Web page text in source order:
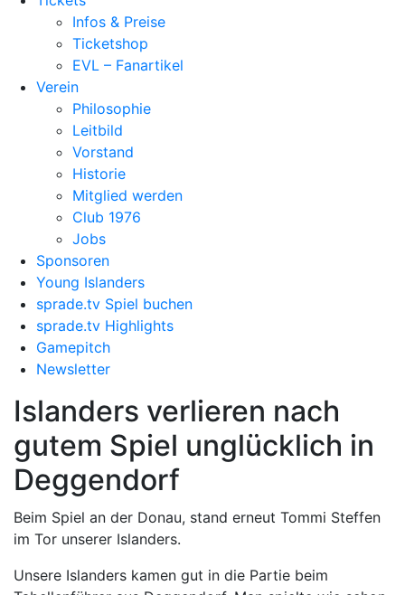
Infos & Preise
Ticketshop
EVL – Fanartikel
Verein
Philosophie
Leitbild
Vorstand
Historie
Mitglied werden
Club 1976
Jobs
Sponsoren
Young Islanders
sprade.tv Spiel buchen
sprade.tv Highlights
Gamepitch
Newsletter
Islanders verlieren nach
gutem Spiel unglücklich in
Deggendorf
Beim Spiel an der Donau, stand erneut Tommi Steffen
im Tor unserer Islanders.
Unsere Islanders kamen gut in die Partie beim